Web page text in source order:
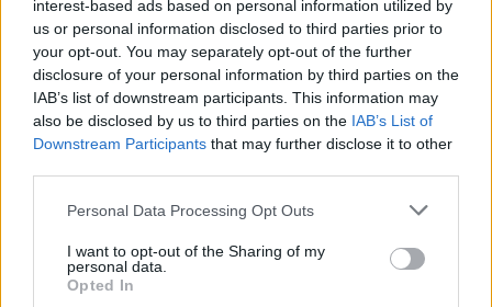
interest-based ads based on personal information utilized by
us or personal information disclosed to third parties prior to
your opt-out. You may separately opt-out of the further
disclosure of your personal information by third parties on the
IAB’s list of downstream participants. This information may
also be disclosed by us to third parties on the IAB’s List of
Downstream Participants that may further disclose it to other
Please note that this website/app uses one or more Google
not limited to your visit or usage behaviour. You may click to
grant or deny consent to Google and its third-party tags to
use your data for below specified purposes in below Google
Personal Data Processing Opt Outs
I want to opt-out of the Sharing of my
personal data.
Opted In
con il rendimento del mercato} \\ \ end {allineato}​
Beta=Varianza del rendimento del mercatoCR​
dove:CR=Covarianza del rendimento dell’asset con il
rendimento del mercato​
La covarianza viene utilizzata per misurare la correlazione
covarianza positiva significa che le azioni tendono a
muoversi di pari passo, mentre una covarianza negativa
significa che si muovono in direzioni opposte.